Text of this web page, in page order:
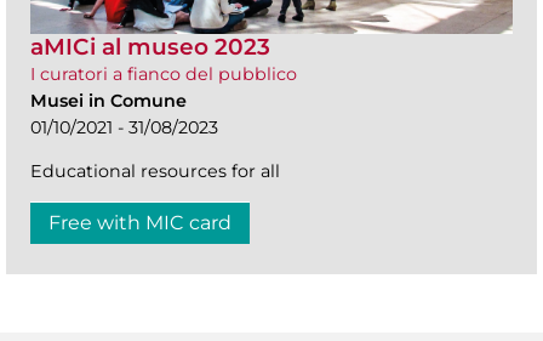
aMICi al museo 2023
I curatori a fianco del pubblico
Musei in Comune
01/10/2021 - 31/08/2023
Educational resources for all
Free with MIC card